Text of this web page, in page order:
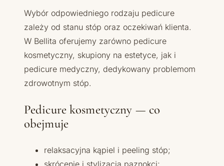
Wybór odpowiedniego rodzaju pedicure
zależy od stanu stóp oraz oczekiwań klienta.
W Bellita oferujemy zarówno pedicure
kosmetyczny, skupiony na estetyce, jak i
pedicure medyczny, dedykowany problemom
zdrowotnym stóp.
Pedicure kosmetyczny — co
obejmuje
relaksacyjna kąpiel i peeling stóp;
skrócenie i stylizacja paznokci;